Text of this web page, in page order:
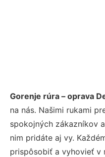
Gorenje rúra – oprava
na nás. Našimi rukami
spokojných zákazníkov
nim pridáte aj vy.
prispôsobiť a vyhovieť v